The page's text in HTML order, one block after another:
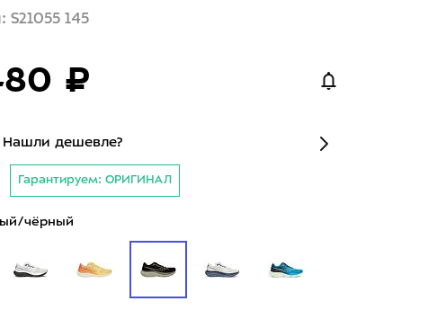
S21055 145
₽
Нашли дешевле?
Гарантируем: ОРИГИНАЛ
чёрный